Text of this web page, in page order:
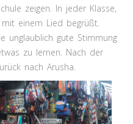
zeigen. In jeder Klasse,
einem Lied begrüßt.
unglaublich gute Stimmung
zu lernen. Nach der
nach Arusha.